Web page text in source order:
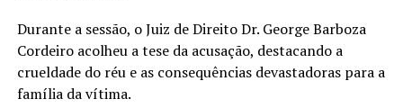
Durante a sessão, o Juiz de Direito Dr. George Barboza
Cordeiro acolheu a tese da acusação, destacando a
crueldade do réu e as consequências devastadoras para a
família da vítima.